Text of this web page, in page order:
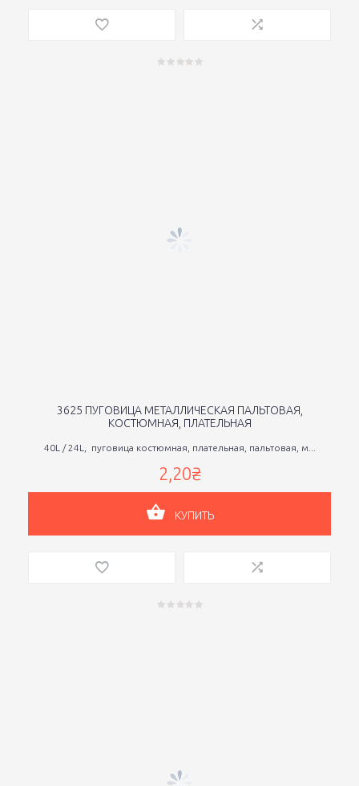
3625 ПУГОВИЦА МЕТАЛЛИЧЕСКАЯ ПАЛЬТОВАЯ,
КОСТЮМНАЯ, ПЛАТЕЛЬНАЯ
40L / 24L, пуговица костюмная, плательная, пальтовая, м...
2,20₴
КУПИТЬ